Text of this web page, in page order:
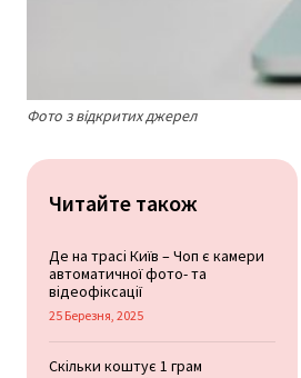
Фото з відкритих джерел
Читайте також
Де на трасі Київ – Чоп є камери
автоматичної фото- та
відеофіксації
25 Березня, 2025
Скільки коштує 1 грам